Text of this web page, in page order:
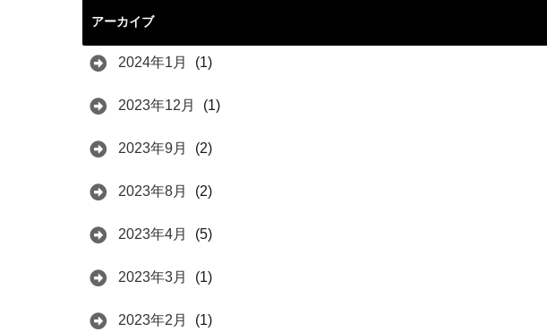
アーカイブ
2024年1月 (1)
2023年12月 (1)
2023年9月 (2)
2023年8月 (2)
2023年4月 (5)
2023年3月 (1)
2023年2月 (1)